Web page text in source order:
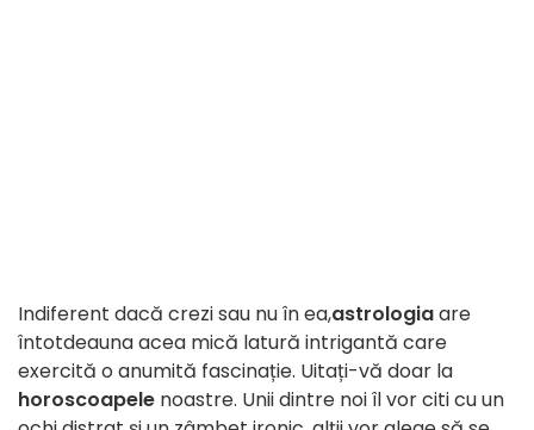
Indiferent dacă crezi sau nu în ea,astrologiaare
întotdeauna acea mică latură intrigantă care
exercită o anumită fascinație. Uitați-vă doar la
horoscoapele noastre. Unii dintre noi îl vor citi cu un